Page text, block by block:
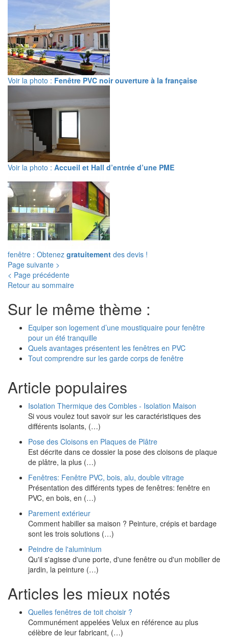
Voir la photo : Fenêtre PVC noir ouverture à la française
Voir la photo : Accueil et Hall d’entrée d’une PME
fenêtre : Obtenez gratuitement des devis !
Page suivante >
< Page précédente
Retour au sommaire
Sur le même thème :
Equiper son logement d’une moustiquaire pour fenêtre
pour un été tranquille
Quels avantages présentent les fenêtres en PVC
Tout comprendre sur les garde corps de fenêtre
Article populaires
Isolation Thermique des Combles - Isolation Maison
Si vous voulez tout savoir sur les caractéristiques des
différents isolants, (…)
Pose des Cloisons en Plaques de Plâtre
Est décrite dans ce dossier la pose des cloisons de plaque
de plâtre, la plus (…)
Fenêtres: Fenêtre PVC, bois, alu, double vitrage
Présentation des différents types de fenêtres: fenêtre en
PVC, en bois, en (…)
Parement extérieur
Comment habiller sa maison ? Peinture, crépis et bardage
sont les trois solutions (…)
Peindre de l'aluminium
Qu'il s'agisse d'une porte, d'une fenêtre ou d'un mobilier de
jardin, la peinture (…)
Articles les mieux notés
Quelles fenêtres de toit choisir ?
Communément appelées Velux en référence au plus
célèbre de leur fabricant, (…)